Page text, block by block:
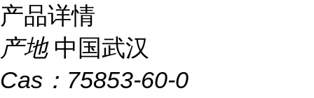
产品详情
产地 中国武汉
Cas： 75853-60-0